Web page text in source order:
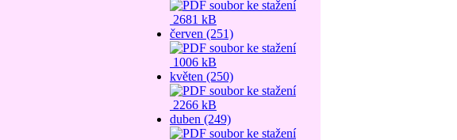
2681 kB
červen (251)
1006 kB
květen (250)
2266 kB
duben (249)